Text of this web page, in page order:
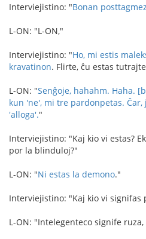
Interviejistino: "Bonan
L-ON: "L-ON,"
Interviejistino: "Ho, mi estis
kravatinon. Flirte, ĉu estas
L-ON: "Senĝoje, hahahm. Haha.
kun 'ne', mi tre pardonpetas.
'alloga'."
Interviejistino: "Kaj kio vi estas?
por la blinduloj?"
L-ON: "Ni estas la demono."
Interviejistino: "Kaj kio vi signifas
L-ON: "Intelegenteco signife